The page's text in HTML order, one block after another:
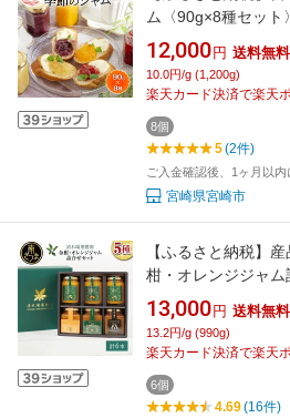
ム〈90g×8種セット
ーツ パパイア 日向
ンゴー パッション
う せとか いちじく
12,000 円 送料無料
10.0円/g (1,200g)
楽天カード決済で楽天
8個
5(2件)
ご入金確認後、1ヶ月以内
宮崎県宮崎市
【ふるさと納税】
柑・オレンジジャ
ム マーマレード 朝
プレッドタイプ 河
んジャム 不知火ジ
13,000 円 送料無料
13.2円/g (990g)
楽天カード決済で楽天
6個
4.69(16件)